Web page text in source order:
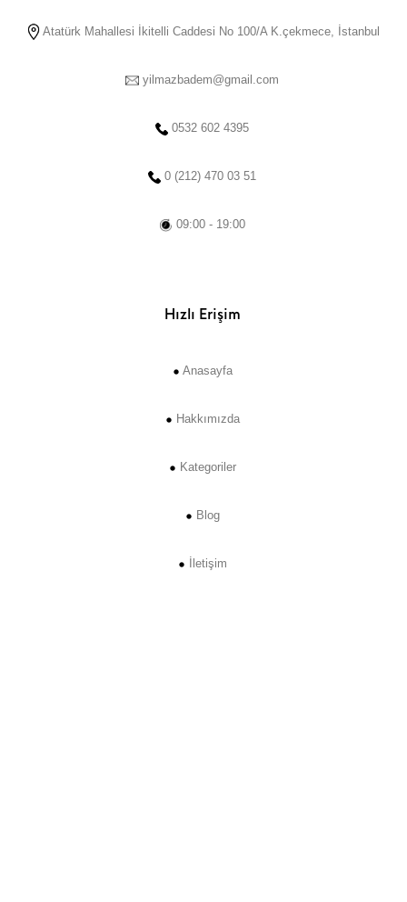
Atatürk Mahallesi İkitelli Caddesi No 100/A K.çekmece, İstanbul
yilmazbadem@gmail.com
0532 602 4395
0 (212) 470 03 51
09:00 - 19:00
Hızlı Erişim
Anasayfa
Hakkımızda
Kategoriler
Blog
İletişim